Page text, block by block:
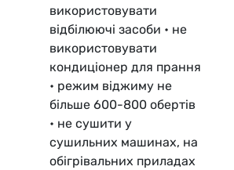
використовувати
відбілюючі засоби • не
використовувати
кондиціонер для прання
• режим віджиму не
більше 600-800 обертів
• не сушити у
сушильних машинах, на
обігрівальних приладах